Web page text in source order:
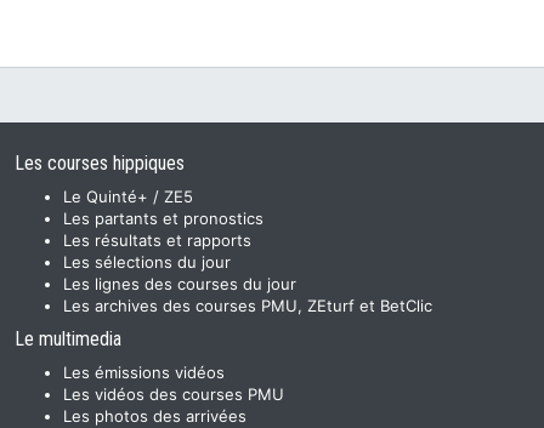
Les courses hippiques
Le Quinté+ / ZE5
Les partants et pronostics
Les résultats et rapports
Les sélections du jour
Les lignes des courses du jour
Les archives des courses PMU, ZEturf et BetClic
Le multimedia
Les émissions vidéos
Les vidéos des courses PMU
Les photos des arrivées